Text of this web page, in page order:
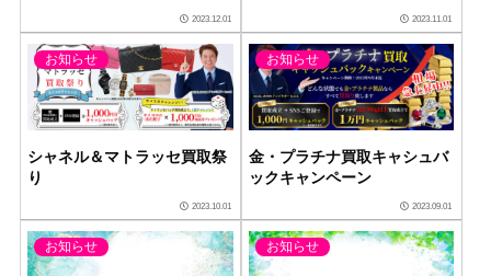
2023.12.01 2023.11.01
お知らせ
シャネル＆マトラッセ買取祭
り
2023.10.01
お知らせ
金・プラチナ買取キャシュバ
ックキャンペーン
2023.09.01
お知らせ お知らせ